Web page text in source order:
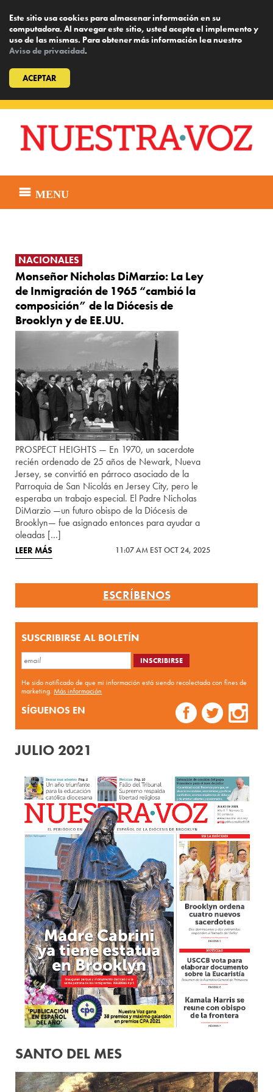
Este sitio usa cookies para almacenar información en su
computadora. Al navegar este sitio, usted acepta el implemento y
uso de las mismas. Para obtener más información lea nuestro
Aviso de privacidad.
ACEPTAR
content
MENU
NACIONALES
Monseñor Nicholas DiMarzio: La Ley
de Inmigración de 1965 “cambió la
composición” de la Diócesis de
Brooklyn y de EE.UU.
PROSPECT HEIGHTS — En 1970, un sacerdote
recién ordenado de 25 años de Newark, Nueva
Jersey, se convirtió en párroco asociado de la
Parroquia de San Nicolás en Jersey City, pero le
esperaba un trabajo especial. El Padre Nicholas
DiMarzio —un futuro obispo de la Diócesis de
Brooklyn— fue asignado entonces para ayudar a
oleadas […]
LEER MÁS 11:07 AM EST OCT 24, 2025
ESCRÍBENOS
SUSCRIBIRSE AL BOLETÍN
He sido notificado de que mi información está siendo recolectada con fines de
marketing.Más información
SÍGUENOS EN
JULIO 2021
SANTO DEL MES